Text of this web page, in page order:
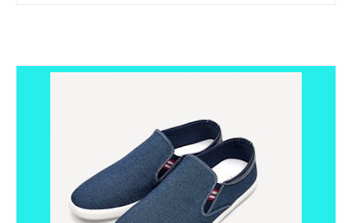
BẢO HỘ HÔ HẤP